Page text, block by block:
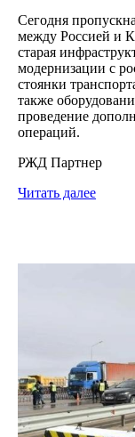
Сегодня
между Россией и
старая
модернизации с
стоянки
также
проведение
операций.
РЖД Партнер
Читать далее